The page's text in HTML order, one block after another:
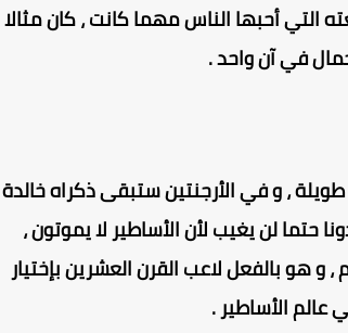
التي أحبها الناس مهما كانت ، كان مثالا
في آن واحد .
، و في الأرجنتين ستبقى ذكراه خالدة
حتما لن يغيب لأن الأساطير لا يموتون ،
و هو بالفعل لاعب القرن العشرين بإختيار
عالم الأساطير .